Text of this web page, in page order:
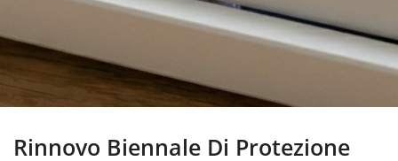
Rinnovo Biennale Di Protezione